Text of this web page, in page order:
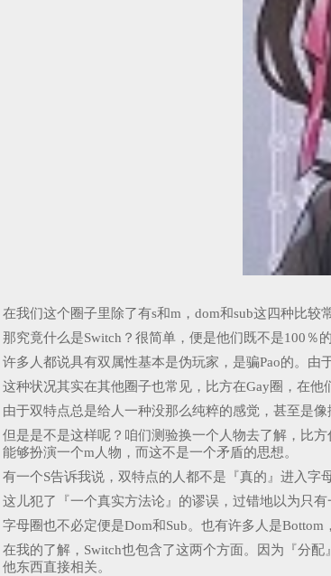
在我们这个圈子里除了有s和m，dom和sub这四种比较
那究竟什么是Switch？很简单，便是他们既不是100％
许多人都说具有双属性基本是伪玩家，是骗Pao的。由
这种状况其实在其他圈子也常见，比方在Gay圈，在
由于双特点总是给人一种没那么纯粹的感觉，甚至是
但是是不是这样呢？咱们测验换一个人物去了解，比
能够扮演一个m人物，而这不是一个矛盾的思想。
有一个S告诉我说，双特点的人都不是『真的』进入字
这儿犯了『一个真实方法论』的谬误，过错地以为只
字母圈也不必定便是Dom和Sub。也有许多人是
在我的了解，Switch也包含了这两个方面。因为『分
他东西直接相关。